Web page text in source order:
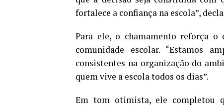
fortalece a confiança na escola”,
Para ele, o chamamento reforça
comunidade escolar. “Estamos
consistentes na organização do
quem vive a escola todos os dias”.
Em tom otimista, ele completou